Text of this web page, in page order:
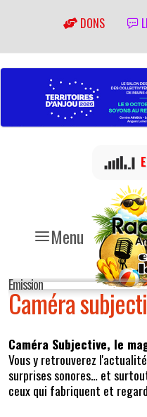
DONS
Menu
Emission
Caméra
Caméra Subjective, le
Vous y retrouverez
surprises sonores… et
ceux qui fabriquent et